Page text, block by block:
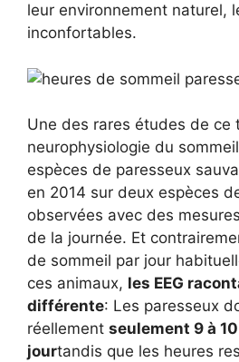
leur environnement naturel,
inconfortables.
Une des rares études de ce
neurophysiologie du
espèces de paresseux
en 2014 sur deux espèces
observées avec des
de la journée. Et
de sommeil par jour
ces animaux, les EEG
différente: Les paresseux
réellement seulement 9 à
jourtandis que les heures